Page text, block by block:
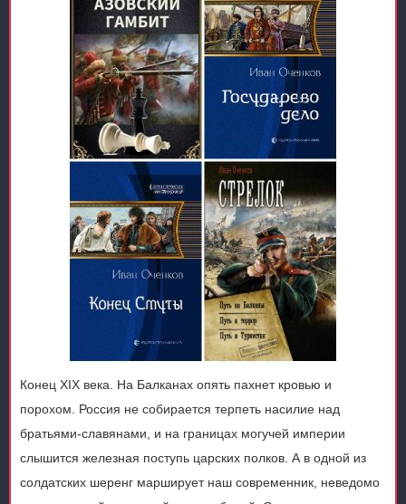
Конец XIX века. На Балканах опять пахнет кровью и
порохом. Россия не собирается терпеть насилие над
братьями-славянами, и на границах могучей империи
слышится железная поступь царских полков. А в одной из
солдатских шеренг марширует наш современник, неведомо